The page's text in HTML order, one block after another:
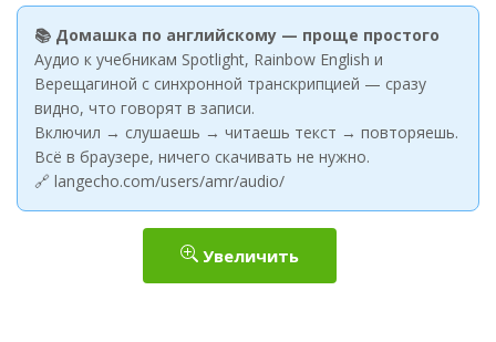
📚 Домашка по английскому — проще простого
Аудио к учебникам Spotlight, Rainbow English и
Верещагиной с синхронной транскрипцией — сразу
видно, что говорят в записи.
Включил → слушаешь → читаешь текст → повторяешь.
Всё в браузере, ничего скачивать не нужно.
🔗 langecho.com/users/amr/audio/
Увеличить